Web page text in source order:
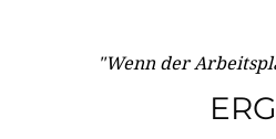
"Wenn der